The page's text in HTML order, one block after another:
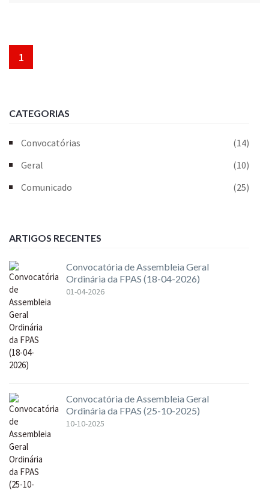
1
CATEGORIAS
Convocatórias
(14)
Geral
(10)
Comunicado
(25)
ARTIGOS RECENTES
Convocatória de Assembleia Geral
Ordinária da FPAS (18-04-2026)
01-04-2026
Convocatória de Assembleia Geral
Ordinária da FPAS (25-10-2025)
10-10-2025